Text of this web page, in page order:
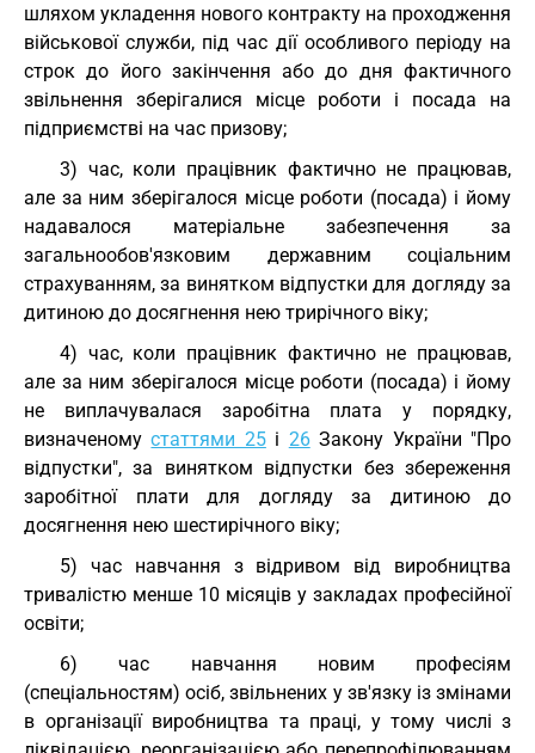
шляхом укладення нового контракту на проходження
військової служби, під час дії особливого періоду на
строк до його закінчення або до дня фактичного
звільнення зберігалися місце роботи і посада на
підприємстві на час призову;
3) час, коли працівник фактично не працював,
але за ним зберігалося місце роботи (посада) і йому
надавалося матеріальне забезпечення за
загальнообов'язковим державним соціальним
страхуванням, за винятком відпустки для догляду за
дитиною до досягнення нею трирічного віку;
4) час, коли працівник фактично не працював,
але за ним зберігалося місце роботи (посада) і йому
не виплачувалася заробітна плата у порядку,
визначеномустаттями 25і 26Закону України "Про
відпустки", за винятком відпустки без збереження
заробітної плати для догляду за дитиною до
досягнення нею шестирічного віку;
5) час навчання з відривом від виробництва
тривалістю менше 10 місяців у закладах професійної
освіти;
6) час навчання новим професіям
(спеціальностям) осіб, звільнених у зв'язку із змінами
в організації виробництва та праці, у тому числі з